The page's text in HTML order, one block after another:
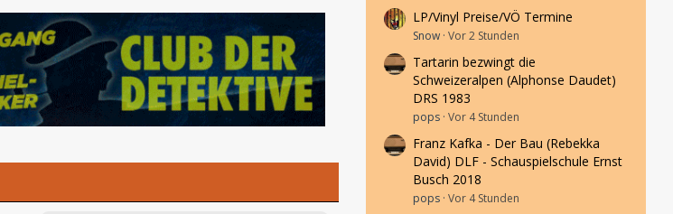
LP/Vinyl Preise/VÖ Termine
Snow Vor 2 Stunden
Tartarin bezwingt die
Schweizeralpen (Alphonse Daudet)
DRS 1983
pops Vor 4 Stunden
Franz Kafka - Der Bau (Rebekka
David) DLF - Schauspielschule Ernst
Busch 2018
pops Vor 4 Stunden